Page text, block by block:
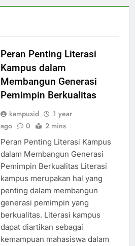
Peran Penting Literasi
Kampus dalam
Membangun Generasi
Pemimpin Berkualitas
kampusid
1 year
ago
0 2 mins
Peran Penting Literasi Kampus
dalam Membangun Generasi
Pemimpin Berkualitas Literasi
kampus merupakan hal yang
penting dalam membangun
generasi pemimpin yang
berkualitas. Literasi kampus
dapat diartikan sebagai
kemampuan mahasiswa dalam